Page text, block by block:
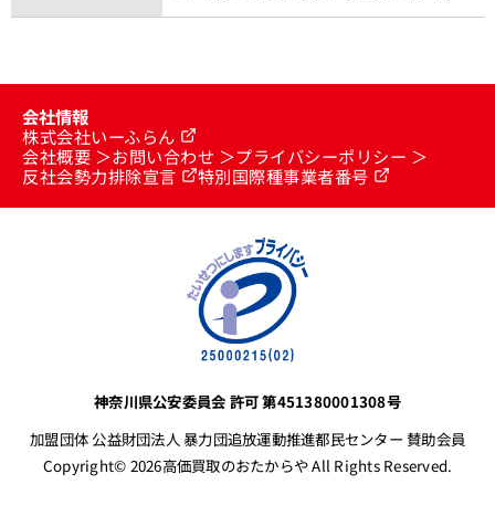
会社情報
株式会社いーふらん
会社概要
お問い合わせ
プライバシーポリシー
反社会勢力排除宣言
特別国際種事業者番号
神奈川県公安委員会 許可 第451380001308号
加盟団体 公益財団法人 暴力団追放運動推進都民センター 賛助会員
Copyright© 2026高価買取のおたからや All Rights Reserved.